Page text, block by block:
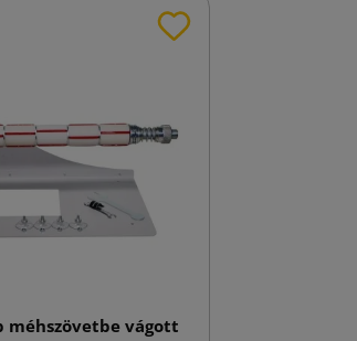
méhszövetbe vágott